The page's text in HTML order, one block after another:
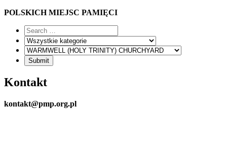
POLSKICH MIEJSC PAMIĘCI
Kontakt
kontakt@pmp.org.pl